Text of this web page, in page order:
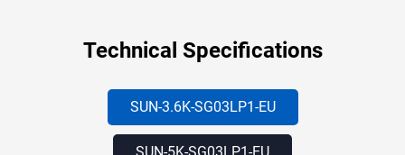
Technical Specifications
SUN-3.6K-SG03LP1-EU
SUN-5K-SG03LP1-EU